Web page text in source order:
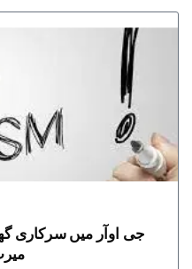
جی اوآر میں سرکاری